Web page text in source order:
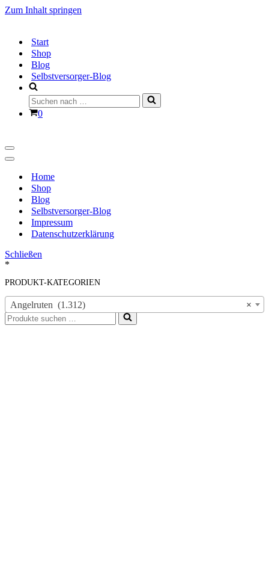
Zum Inhalt springen
Start
Shop
Blog
Selbstversorger-Blog
Suchen
nach …
Warenkorb
0
Navigationsmenü
Navigationsmenü
Home
Shop
Blog
Selbstversorger-Blog
Impressum
Datenschutzerklärung
Schließen
*
PRODUKT-KATEGORIEN
×
Angelruten (1.312)
Suchen
nach …